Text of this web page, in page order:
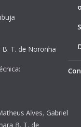
B. T. de Noronha
Alves, Gabriel
B. T, de